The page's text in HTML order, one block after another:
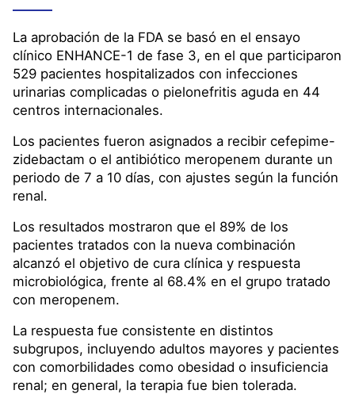
La aprobación de la FDA se basó en el ensayo
clínico ENHANCE-1 de fase 3, en el que participaron
529 pacientes hospitalizados con infecciones
urinarias complicadas o pielonefritis aguda en 44
centros internacionales.
Los pacientes fueron asignados a recibir cefepime-
zidebactam o el antibiótico meropenem durante un
periodo de 7 a 10 días, con ajustes según la función
renal.
Los resultados mostraron que el 89% de los
pacientes tratados con la nueva combinación
alcanzó el objetivo de cura clínica y respuesta
microbiológica, frente al 68.4% en el grupo tratado
con meropenem.
La respuesta fue consistente en distintos
subgrupos, incluyendo adultos mayores y pacientes
con comorbilidades como obesidad o insuficiencia
renal; en general, la terapia fue bien tolerada.